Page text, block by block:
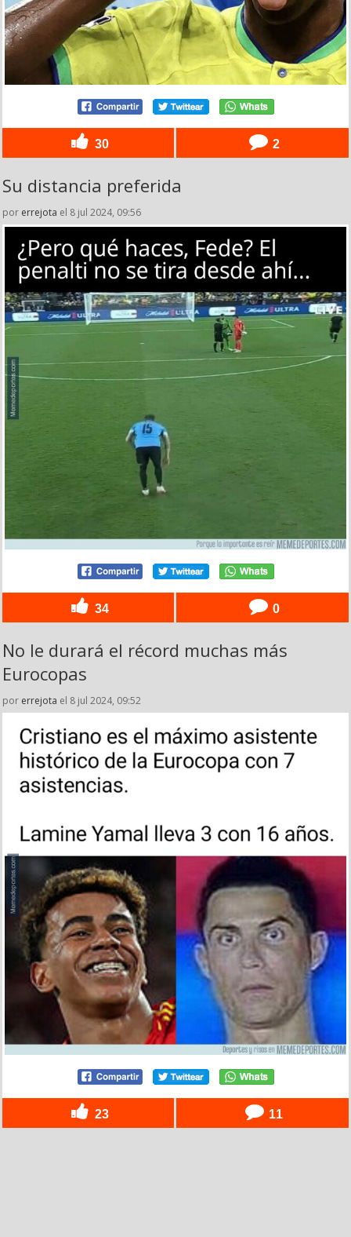
30 2
Su distancia preferida
por errejota el 8 jul 2024, 09:56
34 0
No le durará el récord muchas más
Eurocopas
por errejota el 8 jul 2024, 09:52
23 11